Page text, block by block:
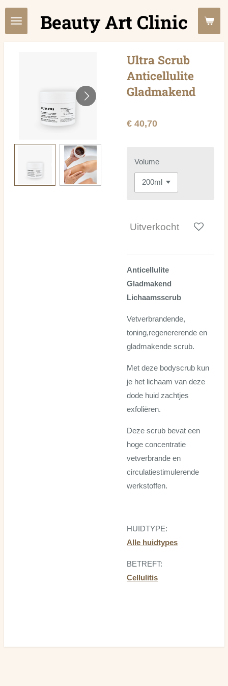
Ga
direct
Beauty Art Clinic
Ultra Scrub
Anticellulite
Gladmakend
€ 40,70
Volume
Uitverkocht
Anticellulite
Gladmakend
Lichaamsscrub
Vetverbrandende,
toning,regenererende en
gladmakende scrub.
Met deze bodyscrub kun
je het lichaam van deze
dode huid zachtjes
exfoliëren.
Deze scrub bevat een
hoge concentratie
vetverbrande en
circulatiestimulerende
werkstoffen.
HUIDTYPE:
Alle huidtypes
BETREFT:
Cellulitis